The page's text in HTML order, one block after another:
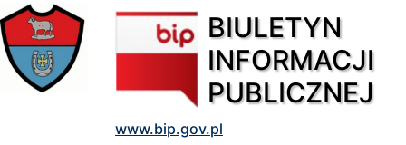
BIULETYN
INFORMACJI
PUBLICZNEJ
www.bip.gov.pl